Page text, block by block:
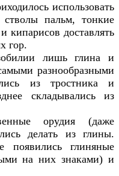
использовать
пальм, тонкие
доставлять
гор.
лишь глина и
разнообразными
из тростника и
складывались из
орудия (даже
делать из глины.
появились глиняные
на них знаками) и